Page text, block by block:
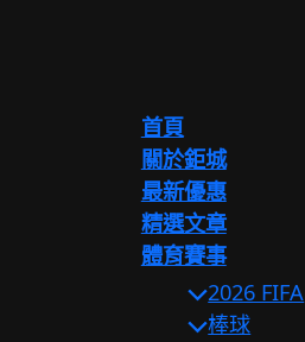
首頁
關於鉅城
最新優惠
精選文章
體育賽事
2026 FIFA
棒球